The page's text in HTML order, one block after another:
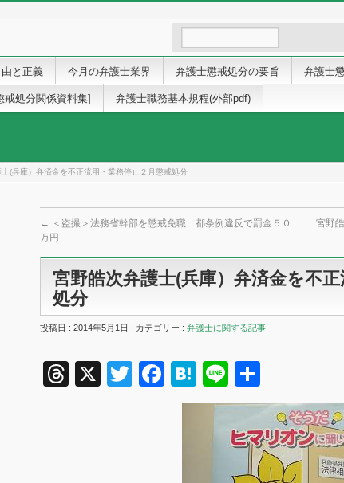
由と正義 今月の弁護士業界 弁護士懲戒処分の要旨 弁護士
戒処分関係資料集] 弁護士職務基本規程(外部pdf)
(兵庫）弁済金を不正流用・業務停止２月懲戒処分
← ＜盗撮＞法務省幹部を懲戒免職 都条例違反で罰金５０
万円
宮野
宮野皓次弁護士(兵庫）弁済金を不
処分
投稿日 : 2014年5月1日 | カテゴリー : 弁護士に関する記事
Threads
X TwitterFacebook
Hatena
Line
有